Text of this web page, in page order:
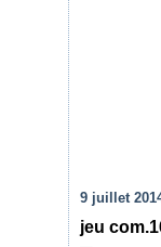
9 juillet
jeu